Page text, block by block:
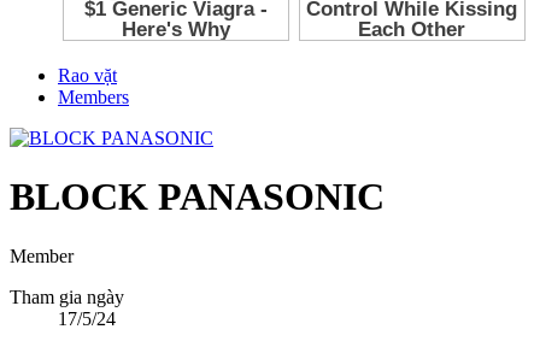
Rao vặt
Members
BLOCK PANASONIC
Member
Tham gia ngày
17/5/24